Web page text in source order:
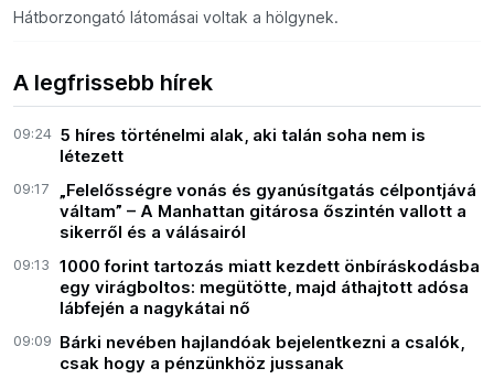
Hátborzongató látomásai voltak a hölgynek.
A legfrissebb hírek
09:24 5 híres történelmi alak, aki talán soha nem is
létezett
09:17
„Felelősségre vonás és gyanúsítgatás célpontjává
váltam” – A Manhattan gitárosa őszintén vallott a
sikerről és a válásairól
09:13
1000 forint tartozás miatt kezdett önbíráskodásba
egy virágboltos: megütötte, majd áthajtott adósa
lábfején a nagykátai nő
09:09 Bárki nevében hajlandóak bejelentkezni a csalók,
csak hogy a pénzünkhöz jussanak